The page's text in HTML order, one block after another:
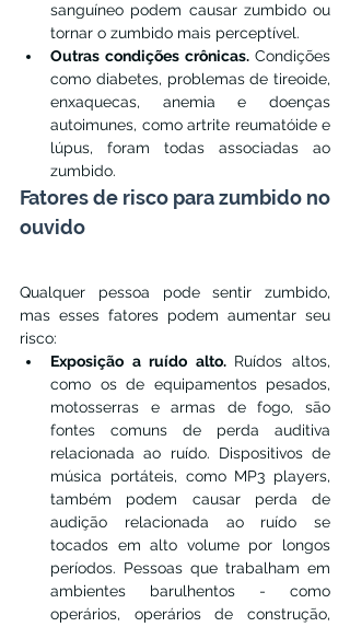
sanguíneo podem causar zumbido ou
tornar o zumbido mais perceptível.
Outras condições crônicas. Condições
como diabetes, problemas de tireoide,
enxaquecas, anemia e doenças
autoimunes, como artrite reumatóide e
lúpus, foram todas associadas ao
zumbido.
Fatores de risco para zumbido no
ouvido
Qualquer pessoa pode sentir zumbido,
mas esses fatores podem aumentar seu
risco:
Exposição a ruído alto. Ruídos altos,
como os de equipamentos pesados,
motosserras e armas de fogo, são
fontes comuns de perda auditiva
relacionada ao ruído. Dispositivos de
música portáteis, como MP3 players,
também podem causar perda de
audição relacionada ao ruído se
tocados em alto volume por longos
períodos. Pessoas que trabalham em
ambientes barulhentos - como
operários, operários de construção,